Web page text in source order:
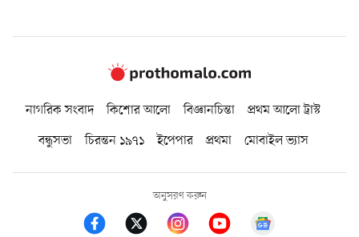
নাগরিক সংবাদ কিশোর আলো বিজ্ঞানচিন্তা
প্রথম আলো ট্রাস্ট
বন্ধুসভা
চিরন্তন ১৯৭১ ইপেপার প্রথমা মোবাইল ভ্যাস
অনুসরণ করুন